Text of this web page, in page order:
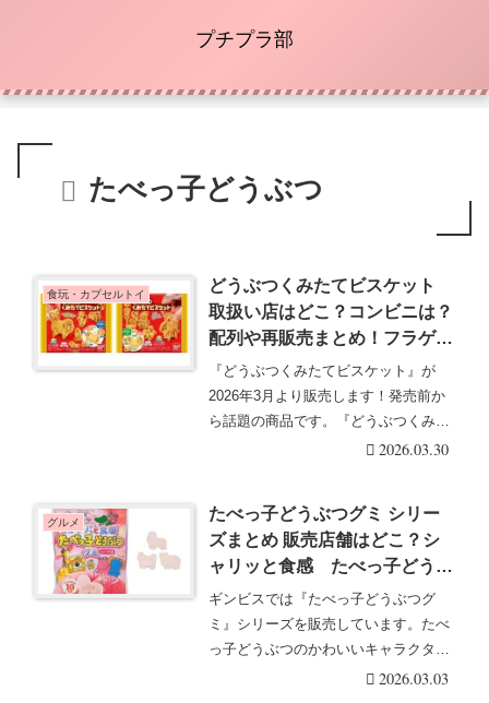
プチプラ部
たべっ子どうぶつ
食玩・カプセルトイ
どうぶつくみたてビスケット
取扱い店はどこ？コンビニは？
配列や再販売まとめ！フラゲ
は？イオン、ローソンも！組み
立て型ビスケットは全102種
類！
『どうぶつくみたてビスケット』が
2026年3月より販売します！発売前か
ら話題の商品です。『どうぶつくみた
てビスケット』シ・・・続きを読む
2026.03.30
グルメ
たべっ子どうぶつグミ シリー
ズまとめ 販売店舗はどこ？シ
ャリッと食感 たべっ子どうぶ
つグミ ピーチ味が2026年3月
より新登場
ギンビスでは『たべっ子どうぶつグ
ミ』シリーズを販売しています。たべ
っ子どうぶつのかわいいキャラクター
たちがグミになって登・・・続きを読
2026.03.03